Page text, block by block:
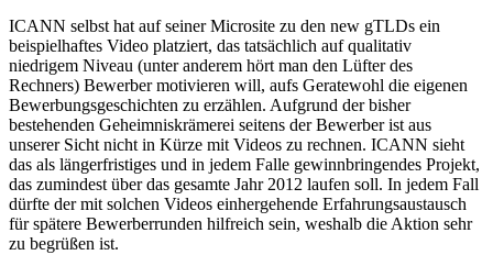
ICANN selbst hat auf seiner Microsite zu den new gTLDs ein
beispielhaftes Video platziert, das tatsächlich auf qualitativ
niedrigem Niveau (unter anderem hört man den Lüfter des
Rechners) Bewerber motivieren will, aufs Geratewohl die eigenen
Bewerbungsgeschichten zu erzählen. Aufgrund der bisher
bestehenden Geheimniskrämerei seitens der Bewerber ist aus
unserer Sicht nicht in Kürze mit Videos zu rechnen. ICANN sieht
das als längerfristiges und in jedem Falle gewinnbringendes Projekt,
das zumindest über das gesamte Jahr 2012 laufen soll. In jedem Fall
dürfte der mit solchen Videos einhergehende Erfahrungsaustausch
für spätere Bewerberrunden hilfreich sein, weshalb die Aktion sehr
zu begrüßen ist.